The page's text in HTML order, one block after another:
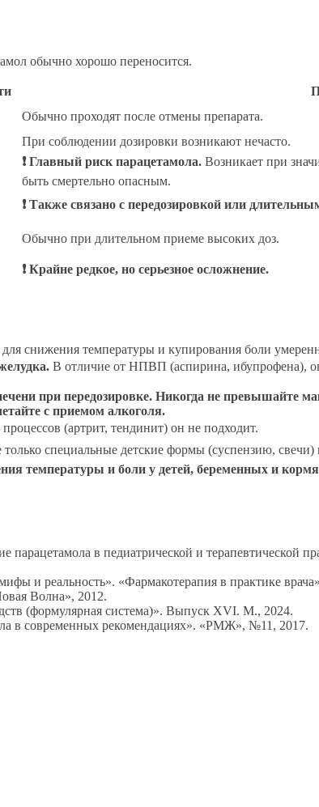
обычно хорошо переносится.
Обычно проходят после отмены препарата.
При соблюдении дозировки возникают нечасто.
❗ Главный риск парацетамола. Возникает при
быть смертельно опасным.
❗ Также связано с передозировкой или
Обычно при длительном приеме высоких доз.
❗ Крайне редкое, но серьезное осложнение.
для снижения температуры и купирования боли
В отличие от НПВП (аспирина, ибупрофена),
при передозировке. Никогда не превышайте
с приемом алкоголя.
(артрит, тендинит) он не подходит.
только специальные детские формы (суспензию, свечи)
температуры и боли у детей, беременных и
парацетамола в педиатрической и терапевтической
и реальность». «Фармакотерапия в практике
Волна», 2012.
(формулярная система)». Выпуск XVI. М., 2024.
в современных рекомендациях». «РМЖ», №11, 2017.